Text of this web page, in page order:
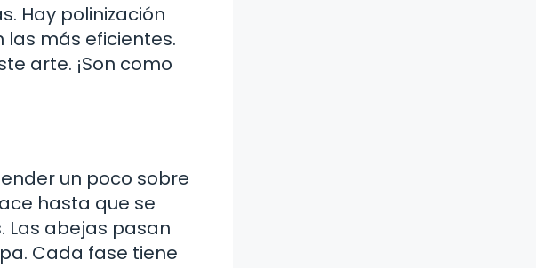
Hay polinización
las más eficientes.
arte. ¡Son como
un poco sobre
hasta que se
Las abejas pasan
Cada fase tiene